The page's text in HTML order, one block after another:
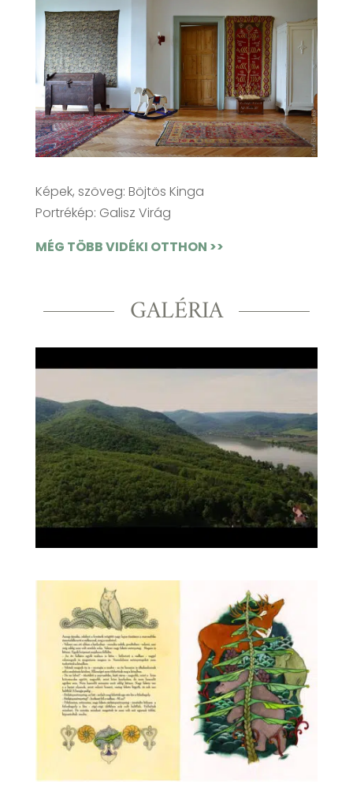
Képek, szöveg: Böjtös Kinga
Portrékép: Galisz Virág
MÉG TÖBB VIDÉKI OTTHON >>
GALÉRIA